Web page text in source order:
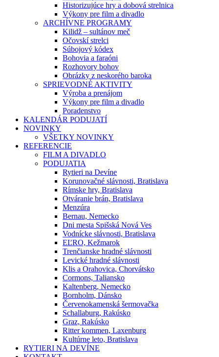
Historizujúce hry a dobová strelnica
Výkony pre film a divadlo
ARCHÍVNE PROGRAMY
Kilidž – sultánov meč
Očovskí strelci
Súbojový kódex
Bohovia a faraóni
Rozhovory bohov
Obrázky z neskorého baroka
SPRIEVODNÉ AKTIVITY
Výroba a prenájom
Výkony pre film a divadlo
Poradenstvo
KALENDÁR PODUJATÍ
NOVINKY
VŠETKY NOVINKY
REFERENCIE
FILM A DIVADLO
PODUJATIA
Rytieri na Devíne
Korunovačné slávnosti, Bratislava
Rímske hry, Bratislava
Otváranie brán, Bratislava
Menzúra
Bernau, Nemecko
Dni mesta Spišská Nová Ves
Vodnícke slávnosti, Bratislava
EĽRO, Kežmarok
Trenčianske hradné slávnosti
Levické hradné slávnosti
Klis a Orahovica, Chorvátsko
Cormons, Taliansko
Kaltenberg, Nemecko
Bornholm, Dánsko
Červenokamenská šermovačka
Schallaburg, Rakúsko
Graz, Rakúsko
Ritter kommen, Laxenburg
Kultúrne leto, Bratislava
RYTIERI NA DEVÍNE